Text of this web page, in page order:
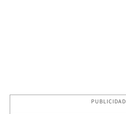
PUBLICIDAD